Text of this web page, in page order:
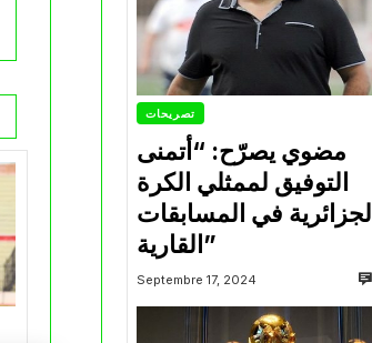
تصريحات
مضوي يصرّح: “أتمنى
التوفيق لممثلي الكرة
الجزائرية في المسابقات
القارية”
Septembre 17, 2024